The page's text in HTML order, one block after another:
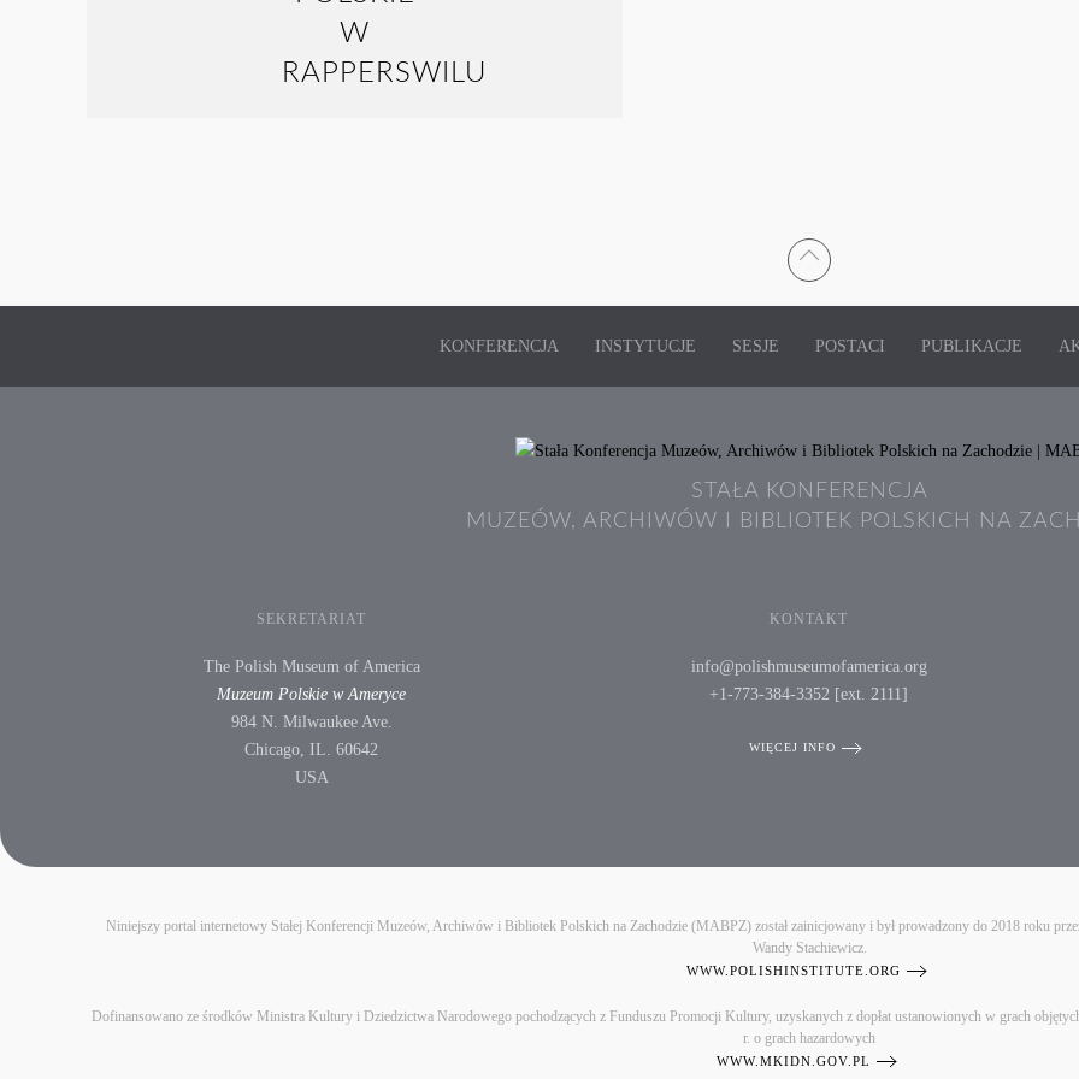
KONFERENCJA INSTYTUCJE SESJE POSTACI PUBLIKACJE
STAŁA KONFERENCJA
MUZEÓW, ARCHIWÓW I BIBLIOTEK POLSKICH NA
SEKRETARIAT
The Polish Museum of America
Muzeum Polskie w Ameryce
984 N. Milwaukee Ave.
Chicago, IL. 60642
USA
KONTAKT
info@polishmuseumofamerica.org
+1-773-384-3352 [ext. 2111]
WIĘCEJ INFO
Niniejszy portal internetowy Stałej Konferencji Muzeów, Archiwów i Bibliotek Polskich na Zachodzie (MABPZ) został zainicjowany i był prowadzony do 2018 roku
Wandy Stachiewicz.
WWW.POLISHINSTITUTE.ORG
Dofinansowano ze środków Ministra Kultury i Dziedzictwa Narodowego pochodzących z Funduszu Promocji Kultury, uzyskanych z dopłat ustanowionych w grach
r. o grach hazardowych
WWW.MKIDN.GOV.PL